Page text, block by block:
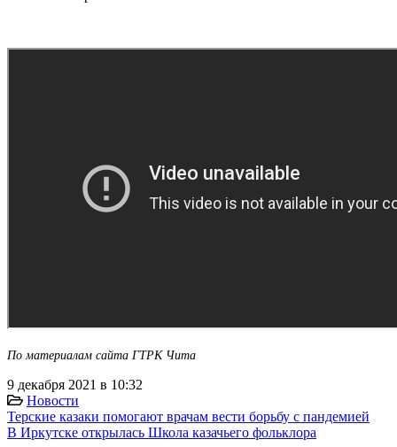
По материалам сайта ГТРК Чита
9 декабря 2021 в 10:32
Новости
Терские казаки помогают врачам вести борьбу с пандемией
В Иркутске открылась Школа казачьего фольклора